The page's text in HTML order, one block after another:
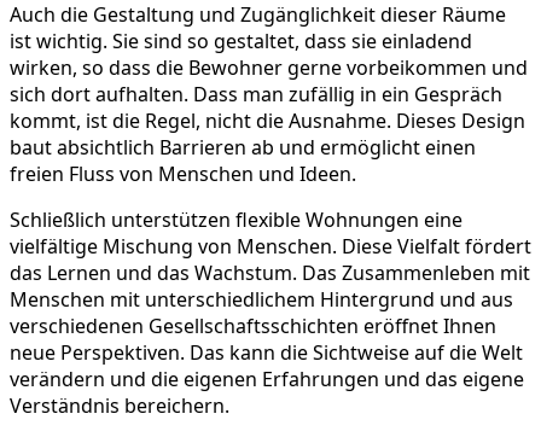
Auch die Gestaltung und Zugänglichkeit dieser Räume
ist wichtig. Sie sind so gestaltet, dass sie einladend
wirken, so dass die Bewohner gerne vorbeikommen und
sich dort aufhalten. Dass man zufällig in ein Gespräch
kommt, ist die Regel, nicht die Ausnahme. Dieses Design
baut absichtlich Barrieren ab und ermöglicht einen
freien Fluss von Menschen und Ideen.
Schließlich unterstützen flexible Wohnungen eine
vielfältige Mischung von Menschen. Diese Vielfalt fördert
das Lernen und das Wachstum. Das Zusammenleben mit
Menschen mit unterschiedlichem Hintergrund und aus
verschiedenen Gesellschaftsschichten eröffnet Ihnen
neue Perspektiven. Das kann die Sichtweise auf die Welt
verändern und die eigenen Erfahrungen und das eigene
Verständnis bereichern.